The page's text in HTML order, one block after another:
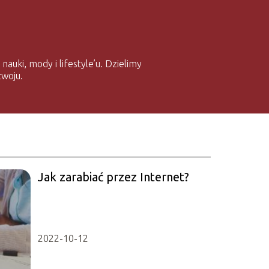
mody i lifestyle’u. Dzielimy
Jak zarabiać przez Internet?
2022-10-12